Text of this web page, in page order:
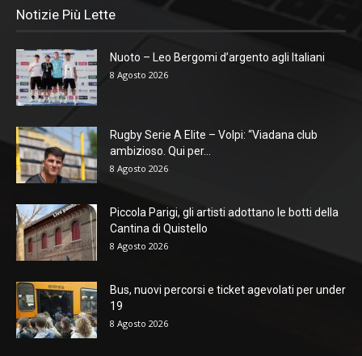
Notizie Più Lette
Nuoto – Leo Bergomi d’argento agli Italiani
8 Agosto 2026
Rugby Serie A Elite – Volpi: “Viadana club
ambizioso. Qui per...
8 Agosto 2026
Piccola Parigi, gli artisti adottano le botti della
Cantina di Quistello
8 Agosto 2026
Bus, nuovi percorsi e ticket agevolati per under
19
8 Agosto 2026